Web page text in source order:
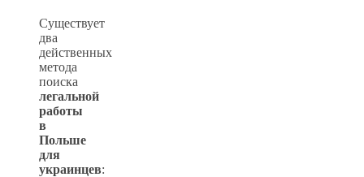
Существует
два
действенных
метода
поиска
легальной
работы
в
Польше
для
украинцев: